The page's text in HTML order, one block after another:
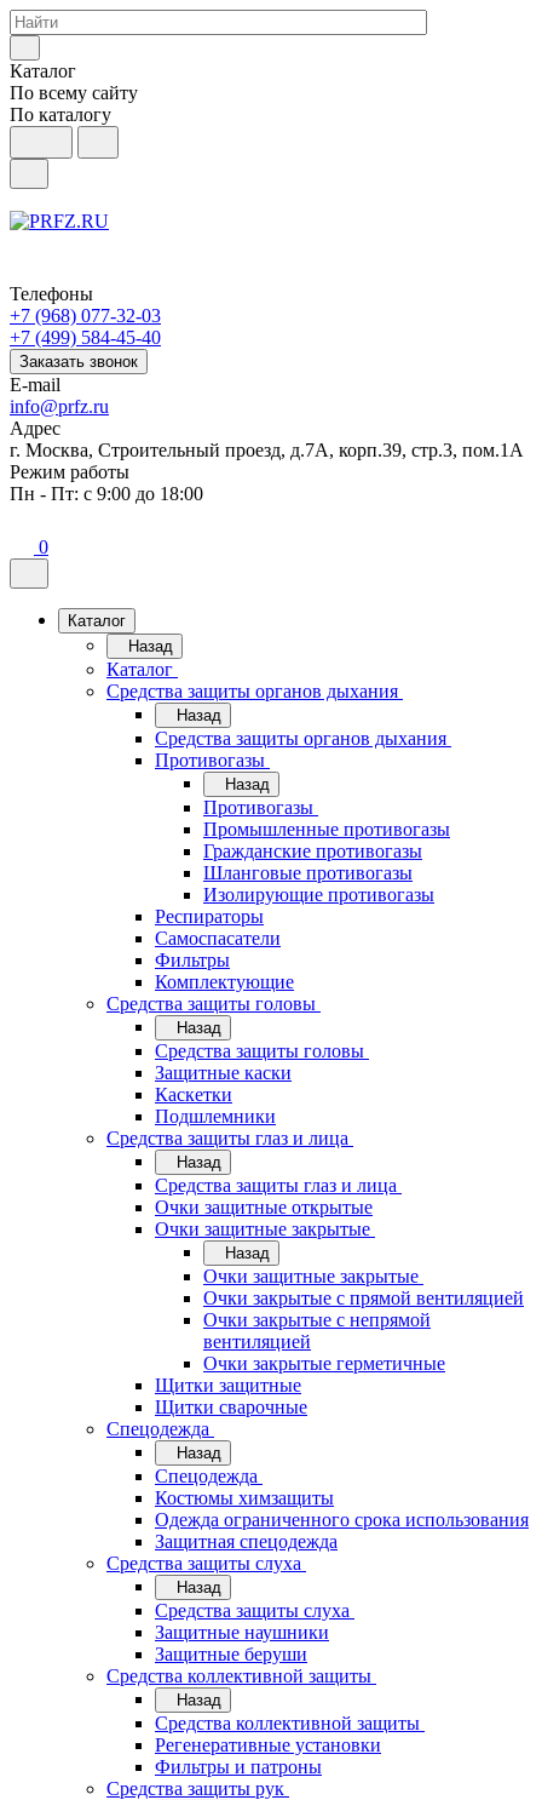
Каталог
По всему сайту
По каталогу
Телефоны
+7 (968) 077-32-03
+7 (499) 584-45-40
Заказать звонок
E-mail
info@prfz.ru
Адрес
г. Москва, Строительный проезд, д.7А, корп.39, стр.3, пом.1А
Режим работы
Пн - Пт: с 9:00 до 18:00
0
Каталог
Назад
Каталог
Средства защиты органов дыхания
Назад
Средства защиты органов дыхания
Противогазы
Назад
Противогазы
Промышленные противогазы
Гражданские противогазы
Шланговые противогазы
Изолирующие противогазы
Респираторы
Самоспасатели
Фильтры
Комплектующие
Средства защиты головы
Назад
Средства защиты головы
Защитные каски
Каскетки
Подшлемники
Средства защиты глаз и лица
Назад
Средства защиты глаз и лица
Очки защитные открытые
Очки защитные закрытые
Назад
Очки защитные закрытые
Очки закрытые с прямой вентиляцией
Очки закрытые с непрямой
вентиляцией
Очки закрытые герметичные
Щитки защитные
Щитки сварочные
Спецодежда
Назад
Спецодежда
Костюмы химзащиты
Одежда ограниченного срока использования
Защитная спецодежда
Средства защиты слуха
Назад
Средства защиты слуха
Защитные наушники
Защитные беруши
Средства коллективной защиты
Назад
Средства коллективной защиты
Регенеративные установки
Фильтры и патроны
Средства защиты рук